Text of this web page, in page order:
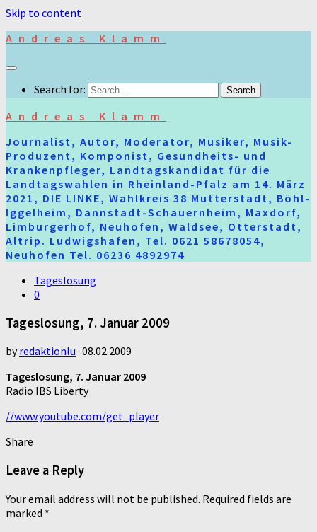
Skip to content
Andreas Klamm
Search for:
Andreas Klamm
Journalist, Autor, Moderator, Musiker, Musik-
Produzent, Komponist, Gesundheits- und
Krankenpfleger, Landtagskandidat für die
Landtagswahlen in Rheinland-Pfalz am 14. März
2021, DIE LINKE, Wahlkreis 38 Mutterstadt, Böhl-
Iggelheim, Dannstadt-Schauernheim, Maxdorf,
Limburgerhof, Neuhofen, Waldsee, Otterstadt,
Altrip. Ludwigshafen, Tel. 0621 58678054,
Neuhofen Tel. 06236 4892974
Tageslosung
0
Tageslosung, 7. Januar 2009
byredaktionlu · 08.02.2009
Tageslosung, 7. Januar 2009
Radio IBS Liberty
//www.youtube.com/get_player
Share
Leave a Reply
Your email address will not be published. Required fields are
marked *